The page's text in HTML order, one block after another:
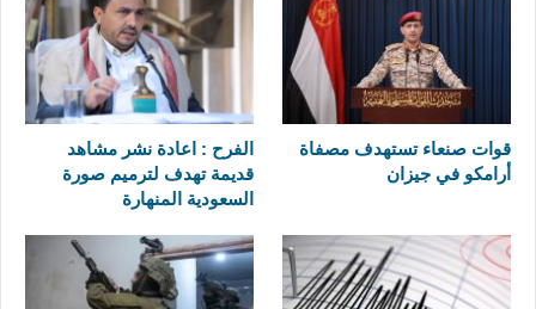
قوات صنعاء تستهدف مصفاة
أرامكو في جيزان
الفرح : اعادة نشر مشاهد
قديمة تهدف لترميم صورة
السعودية المنهارة